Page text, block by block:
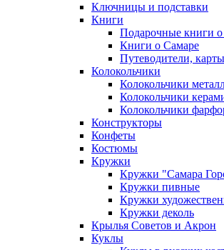
Ключницы и подставки
Книги
Подарочные книги
Книги о Самаре
Путеводители, карты
Колокольчики
Колокольчики
Колокольчики
Колокольчики
Конструкторы
Конфеты
Костюмы
Кружки
Кружки "Самара
Кружки пивные
Кружки
Кружки деколь
Крылья Советов и Акрон
Куклы